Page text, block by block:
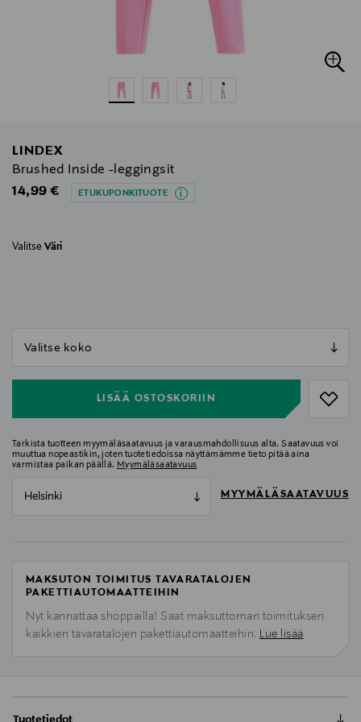
LINDEX
Brushed Inside -leggingsit
Original Price
14,99 € ETUKUPONKITUOTE
Valitse Väri
LISÄÄ OSTOSKORIIN
Tarkista tuotteen myymäläsaatavuus ja varausmahdollisuus alta. Saatavuus voi
muuttua nopeastikin, joten tuotetiedoissa näyttämämme tieto pitää aina
varmistaa paikan päällä. Myymäläsaatavuus
Helsinki MYYMÄLÄSAATAVUUS
MAKSUTON TOIMITUS TAVARATALOJEN
PAKETTIAUTOMAATTEIHIN
Nyt kannattaa shoppailla! Saat maksuttoman toimituksen
kaikkien tavaratalojen pakettiautomaatteihin. Lue lisää